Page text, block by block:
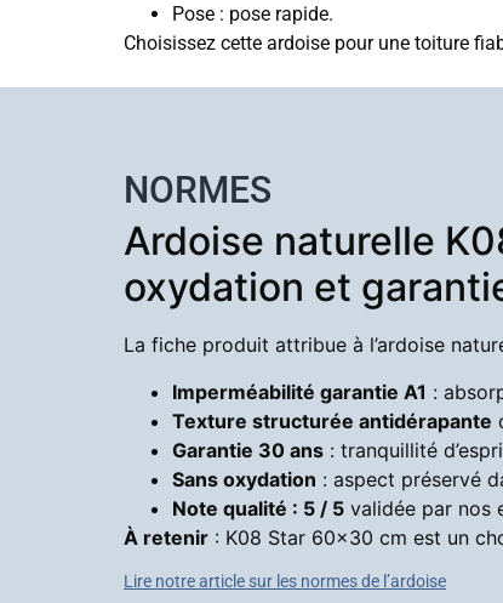
Pose : pose rapide.
Choisissez cette ardoise pour une toiture
NORMES
Ardoise naturelle
oxydation et
La fiche produit attribue à l’ardoise
Imperméabilité garantie A1 :
Texture structurée antidérapante
Garantie 30 ans : tranquillité
Sans oxydation : aspect préservé
Note qualité : 5 / 5 validée par nos
À retenir : K08 Star 60×30 cm est un
Lire notre article sur les normes de l’ardoise